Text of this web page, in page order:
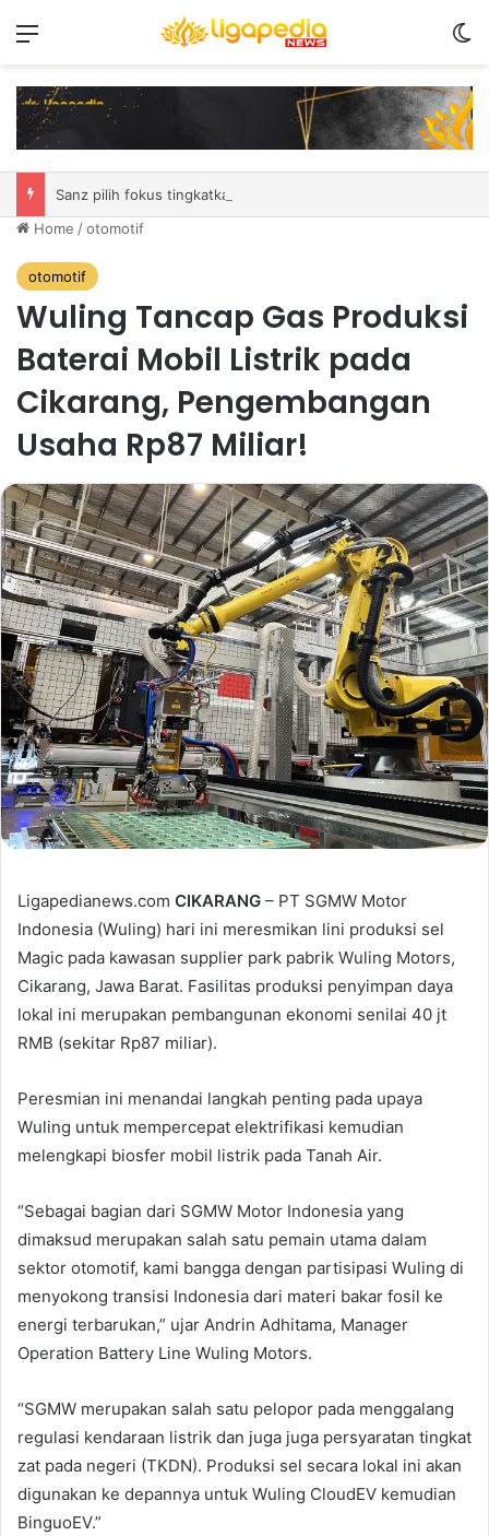
Home /otomotif
otomotif
Wuling Tancap Gas Produksi
Baterai Mobil Listrik pada
Cikarang, Pengembangan
Usaha Rp87 Miliar!
Ligapedianews.com CIKARANG – PT SGMW Motor
Indonesia (Wuling) hari ini meresmikan lini produksi sel
Magic pada kawasan supplier park pabrik Wuling Motors,
Cikarang, Jawa Barat. Fasilitas produksi penyimpan daya
lokal ini merupakan pembangunan ekonomi senilai 40 jt
RMB (sekitar Rp87 miliar).
Peresmian ini menandai langkah penting pada upaya
Wuling untuk mempercepat elektrifikasi kemudian
melengkapi biosfer mobil listrik pada Tanah Air.
“Sebagai bagian dari SGMW Motor Indonesia yang
dimaksud merupakan salah satu pemain utama dalam
sektor otomotif, kami bangga dengan partisipasi Wuling di
menyokong transisi Indonesia dari materi bakar fosil ke
energi terbarukan,” ujar Andrin Adhitama, Manager
Operation Battery Line Wuling Motors.
“SGMW merupakan salah satu pelopor pada menggalang
regulasi kendaraan listrik dan juga juga persyaratan tingkat
zat pada negeri (TKDN). Produksi sel secara lokal ini akan
digunakan ke depannya untuk Wuling CloudEV kemudian
BinguoEV.”